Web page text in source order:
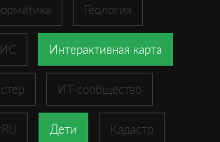
Геология
Интерактивная карта
ИТ-сообщество
Дети Кадастр